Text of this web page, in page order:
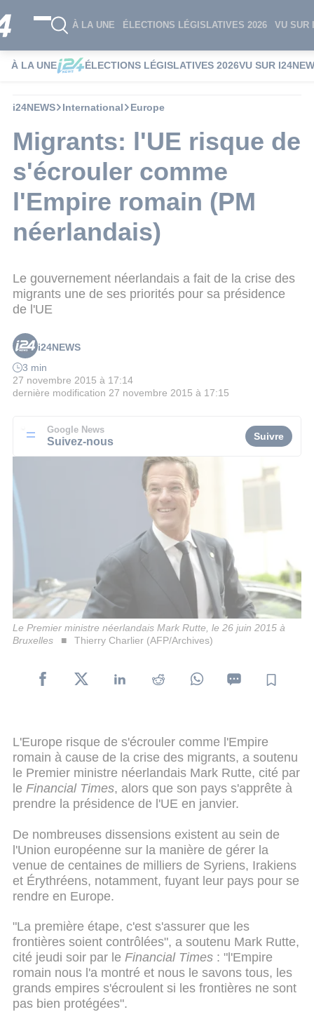
À LA UNE ÉLECTIONS LÉGISLATIVES 2026 VU SUR
À LA UNE ÉLECTIONS LÉGISLATIVES 2026VU SUR
i24NEWS International Europe
Migrants: l'UE risque de
s'écrouler comme
l'Empire romain (PM
néerlandais)
Le gouvernement néerlandais a fait de la crise des
migrants une de ses priorités pour sa présidence
de l'UE
i24NEWS
3 min
27 novembre 2015 à 17:14
dernière modification 27 novembre 2015 à 17:15
Google News
Suivez-nous Suivre
Le Premier ministre néerlandais Mark Rutte, le 26 juin 2015 à
Bruxelles
Thierry Charlier (AFP/Archives)
L'Europe risque de s'écrouler comme l'Empire
romain à cause de la crise des migrants, a soutenu
le Premier ministre néerlandais Mark Rutte, cité par
le Financial Times, alors que son pays s'apprête à
prendre la présidence de l'UE en janvier.
De nombreuses dissensions existent au sein de
l'Union européenne sur la manière de gérer la
venue de centaines de milliers de Syriens, Irakiens
et Érythréens, notamment, fuyant leur pays pour se
rendre en Europe.
"La première étape, c'est s'assurer que les
frontières soient contrôlées", a soutenu Mark Rutte,
cité jeudi soir par le Financial Times : "l'Empire
romain nous l'a montré et nous le savons tous, les
grands empires s'écroulent si les frontières ne sont
pas bien protégées".